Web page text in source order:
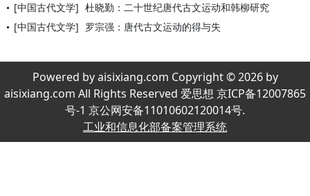
[中国古代文学] 杜晓勤：二十世纪唐代古文运动和韩柳研究
[中国古代文学] 罗宗强：唐代古文运动的得与失
Powered by aisixiang.com Copyright © 2026 by
aisixiang.com All Rights Reserved 爱思想 京ICP备12007865
号-1 京公网安备11010602120014号.
工业和信息化部备案管理系统